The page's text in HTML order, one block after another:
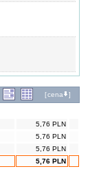
[cena ]
5,76 PLN
5,76 PLN
5,76 PLN
5,76 PLN